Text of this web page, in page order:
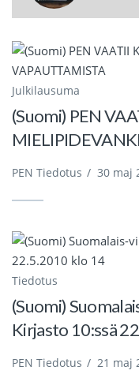
Julkilausuma
(Suomi) PEN
PEN Tiedotus / 30 maj
Tiedotus
(Suomi)
Kirjasto 10:ssä
PEN Tiedotus / 21 maj